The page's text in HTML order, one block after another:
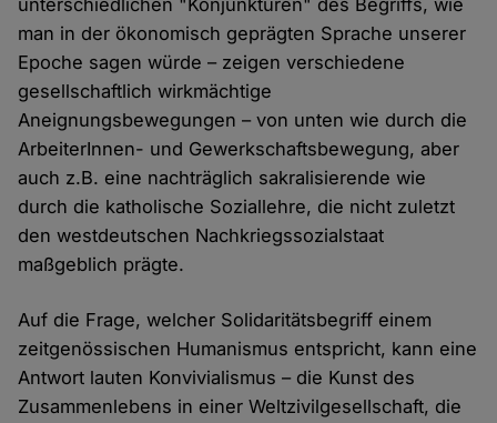
unterschiedlichen "Konjunkturen" des Begriffs, wie
man in der ökonomisch geprägten Sprache unserer
Epoche sagen würde – zeigen verschiedene
gesellschaftlich wirkmächtige
Aneignungsbewegungen – von unten wie durch die
ArbeiterInnen- und Gewerkschaftsbewegung, aber
auch z.B. eine nachträglich sakralisierende wie
durch die katholische Soziallehre, die nicht zuletzt
den westdeutschen Nachkriegssozialstaat
maßgeblich prägte.
Auf die Frage, welcher Solidaritätsbegriff einem
zeitgenössischen Humanismus entspricht, kann eine
Antwort lauten Konvivialismus – die Kunst des
Zusammenlebens in einer Weltzivilgesellschaft, die